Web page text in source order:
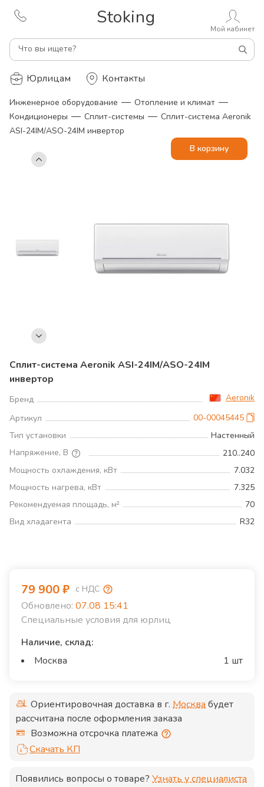
Stoking
Что вы ищете?
Мой кабинет
Юрлицам Контакты
Инженерное оборудование — Отопление и климат —
Кондиционеры — Сплит-системы — Сплит-система Aeronik
ASI-24IM/ASO-24IM инвертoр
Сплит-система Aeronik ASI-24IM/ASO-24IM
инвертoр
Бренд
Aeronik
Артикул
00-00045445
Тип установки
Настенный
Напряжение, В
210..240
Мощность охлаждения, кВт
7.032
Мощность нагрева, кВт
7.325
Рекомендуемая площадь, м²
70
Вид хладагента
R32
79 900₽ с НДС
Обновлено: 07.08 15:41
Специальные условия для юрлиц
Наличие, склад:
Москва
1 шт
В корзину
Ориентировочная доставка в г. Москвабудет
рассчитана после оформления заказа
Возможна отсрочка платежа
Скачать КП
Появились вопросы о товаре? Узнать у специалиста